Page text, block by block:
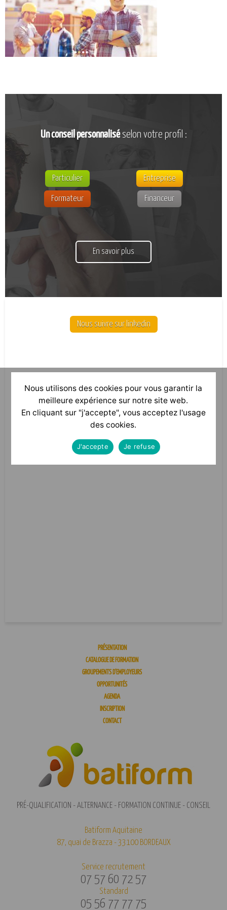
CATALOGUE DE FORMATIONS
NOS FORMATIONS PAR MÉTIER
NOS FORMATIONS SÉCURITÉ
NOS PERFECTIONNEMENTS PAR MÉTIER
OPPORTUNITÉS
Un conseil personnaliséselon votre profil :
Particulier Entreprise
Formateur Financeur
En savoir plus
Nous suivre sur linkedin
PRÉSENTATION
CATALOGUE DE FORMATION
GROUPEMENTS D’EMPLOYEURS
OPPORTUNITÉS
AGENDA
INSCRIPTION
CONTACT
PRÉ-QUALIFICATION - ALTERNANCE - FORMATION CONTINUE - CONSEIL
Batiform Aquitaine
87, quai de Brazza - 33100 BORDEAUX
Service recrutement
07 57 60 72 57
Standard
05 56 77 77 75
Nous utilisons des cookies pour vous garantir la
meilleure expérience sur notre site web.
En cliquant sur "j'accepte", vous acceptez l'usage
des cookies.
J'accepte Je refuse